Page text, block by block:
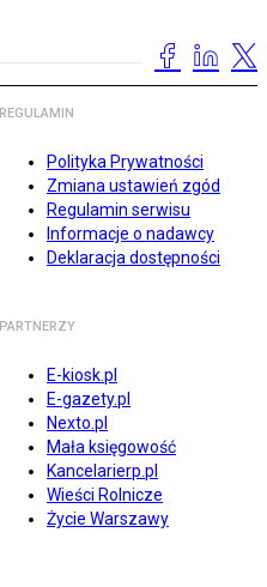
REGULAMIN
Polityka Prywatności
Zmiana ustawień zgód
Regulamin serwisu
Informacje o nadawcy
Deklaracja dostępności
PARTNERZY
E-kiosk.pl
E-gazety.pl
Nexto.pl
Mała księgowość
Kancelarierp.pl
Wieści Rolnicze
Życie Warszawy